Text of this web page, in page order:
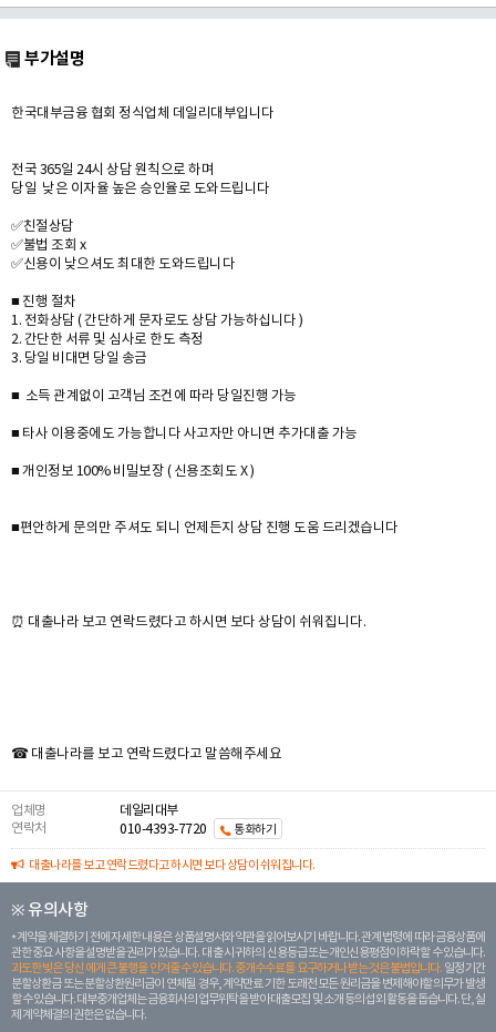
부가설명
한국대부금융 협회 정식업체 데일리대부입니다
전국 365일 24시 상담 원칙으로 하며
당일 낮은 이자율 높은 승인율로 도와드립니다
✅친절상담
✅불법 조회 x
✅신용이 낮으셔도 최대한 도와드립니다
■ 진행 절차
1. 전화상담 ( 간단하게 문자로도 상담 가능하십니다 )
2. 간단한 서류 및 심사로 한도 측정
3. 당일 비대면 당일 송금
■ 소득 관계없이 고객님 조건에 따라 당일진행 가능
■ 타사 이용중에도 가능합니다 사고자만 아니면 추가대출 가능
■ 개인정보 100% 비밀보장 ( 신용조회도 X )
■편안하게 문의만 주셔도 되니 언제든지 상담 진행 도움 드리겠습니다
⏰ 대출나라 보고 연락드렸다고 하시면 보다 상담이 쉬워집니다.
☎ 대출나라를 보고 연락드렸다고 말씀해주세요
업체명
데일리대부
연락처
010-4393-7720 통화하기
대출나라를 보고 연락드렸다고 하시면 보다 상담이 쉬워집니다.
※ 유의사항
계약을 체결하기 전에 자세한 내용은 상품설명서와 약관을 읽어보시기 바랍니다. 관계 법령에 따라 금융상품에
관한 중요 사항을 설명받을 권리가 있습니다. 대 출 시 귀하의 신용등급 또는 개인신용평점이 하락할 수 있습니다.
과도한 빚은 당신 에게 큰 불행을 안겨줄 수 있습니다. 중개수수료를 요구하거나 받는 것은 불법입니다. 일정 기간
분할상환금 또는 분할상환원리금이 연체될 경우, 계약만료 기한 도래전 모든 원리금을 변제해야할 의무가 발생
할 수 있습니다. 대부중개업체는 금융회사의 업무위탁을 받아 대출모집 및 소개 등의 섭외 활동을 돕습니다. 단, 실
제 계약체결의 권한은 없습니다.